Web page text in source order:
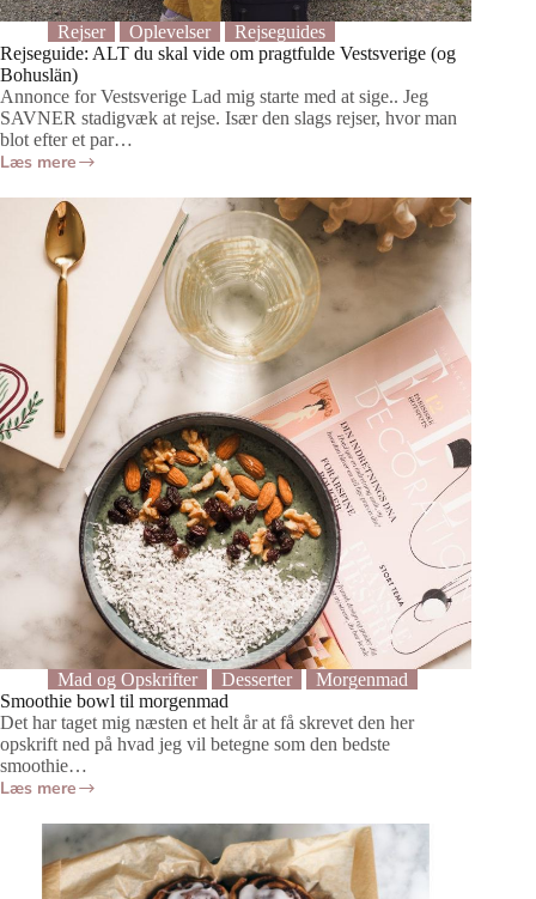
Rejser Oplevelser
Rejseguides
Rejseguide: ALT du skal vide om pragtfulde Vestsverige (og
Bohuslän)
Annonce for Vestsverige Lad mig starte med at sige.. Jeg
SAVNER stadigvæk at rejse. Især den slags rejser, hvor man
blot efter et par…
Læs mere
Rejseguide:
ALT
pragtfulde
Vestsverige
Bohuslän)
Mad og Opskrifter Desserter
Morgenmad
Smoothie bowl til morgenmad
Det har taget mig næsten et helt år at få skrevet den her
opskrift ned på hvad jeg vil betegne som den bedste
smoothie…
Læs mere
Smoothie
morgenmad